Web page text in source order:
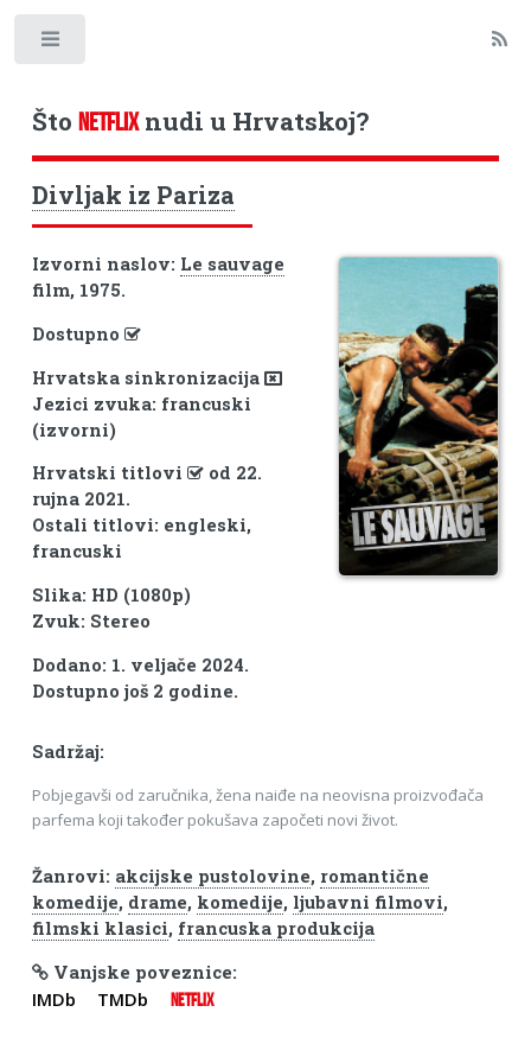
Što NETFLIXnudi u Hrvatskoj?
Divljak iz Pariza
Izvorni naslov: Le sauvage
film, 1975.
Dostupno
Hrvatska sinkronizacija
Jezici zvuka: francuski
(izvorni)
Hrvatski titlovi
od 22.
rujna 2021.
Ostali titlovi: engleski,
francuski
Slika: HD (1080p)
Zvuk: Stereo
Dodano: 1. veljače 2024.
Dostupno još 2 godine.
Sadržaj:
Pobjegavši od zaručnika, žena naiđe na neovisna proizvođača
parfema koji također pokušava započeti novi život.
Žanrovi: akcijske pustolovine, romantične
komedije, drame, komedije, ljubavni filmovi,
filmski klasici, francuska produkcija
Vanjske poveznice:
IMDb TMDb NETFLIX